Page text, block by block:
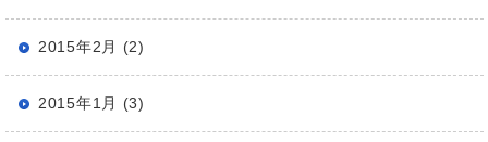
2015年2月 (2)
2015年1月 (3)